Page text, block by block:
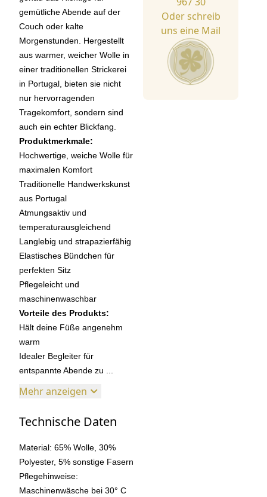
gemütliche Abende auf der
Couch oder kalte
Morgenstunden. Hergestellt
aus warmer, weicher Wolle in
einer traditionellen Strickerei
in Portugal, bieten sie nicht
nur hervorragenden
Tragekomfort, sondern sind
auch ein echter Blickfang.
Produktmerkmale:
Hochwertige, weiche Wolle für
maximalen Komfort
Traditionelle Handwerkskunst
aus Portugal
Atmungsaktiv und
temperaturausgleichend
Langlebig und strapazierfähig
Elastisches Bündchen für
perfekten Sitz
Pflegeleicht und
maschinenwaschbar
Vorteile des Produkts:
Hält deine Füße angenehm
warm
Idealer Begleiter für
entspannte Abende zu ...
Mehr anzeigen
Technische Daten
Material: 65% Wolle, 30%
Polyester, 5% sonstige Fasern
Pflegehinweise:
Maschinenwäsche bei 30° C
Oder schreib
uns eine Mail